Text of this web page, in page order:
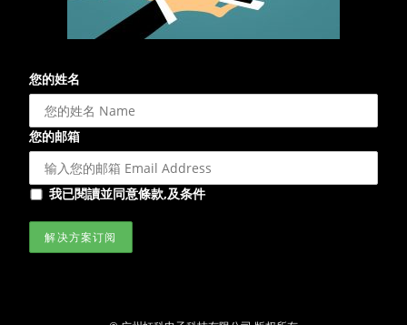
您的姓名
您的邮箱
我已閱讀並同意條款,及条件